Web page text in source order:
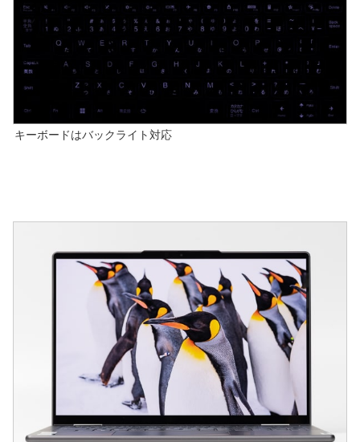
キーボードはバックライト対応